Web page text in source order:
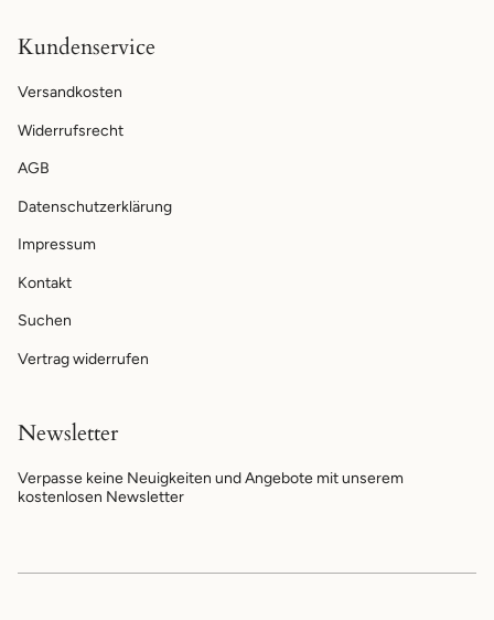
Kundenservice
Versandkosten
Widerrufsrecht
AGB
Datenschutzerklärung
Impressum
Kontakt
Suchen
Vertrag widerrufen
Newsletter
Verpasse keine Neuigkeiten und Angebote mit unserem
kostenlosen Newsletter